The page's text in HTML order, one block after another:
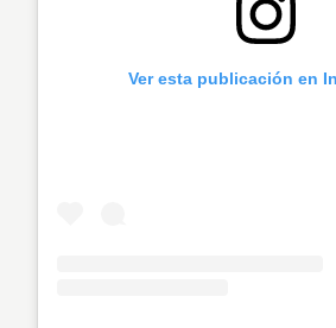
Ver esta publicación en